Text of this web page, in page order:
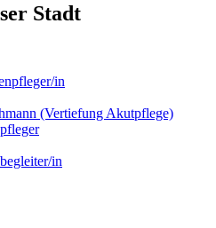
Stadt
in
(Vertiefung Akutpflege)
in